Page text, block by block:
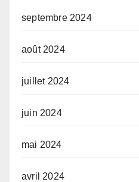
septembre 2024
août 2024
juillet 2024
juin 2024
mai 2024
avril 2024